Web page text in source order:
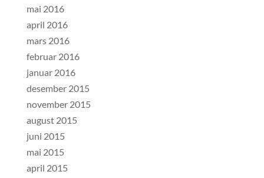
mai 2016
april 2016
mars 2016
februar 2016
januar 2016
desember 2015
november 2015
august 2015
juni 2015
mai 2015
april 2015